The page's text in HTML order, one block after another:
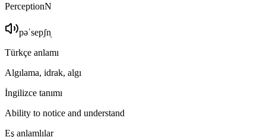
PerceptionN
pəˈsepʃn̩
Türkçe anlamı
Algılama, idrak, algı
İngilizce tanımı
Ability to notice and understand
Eş anlamlılar